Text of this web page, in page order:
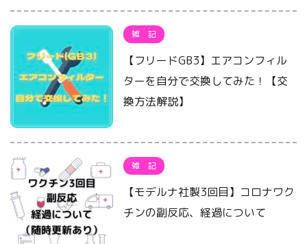
雑 記
【フリードGB3】エアコンフィル
ターを自分で交換してみた！【交
換方法解説】
雑 記
【モデルナ社製3回目】コロナワク
チンの副反応、経過について